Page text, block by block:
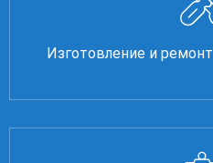
Изготовление и